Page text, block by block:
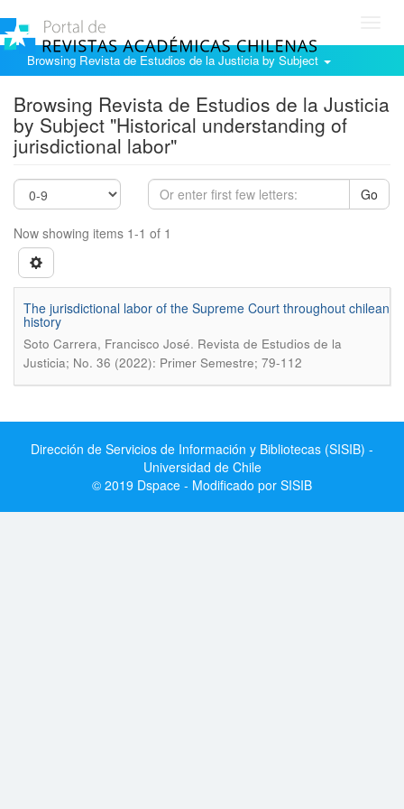
Browsing Revista de Estudios de la Justicia by Subject
Browsing Revista de Estudios de la Justicia
by Subject "Historical understanding of
jurisdictional labor"
Go
Now showing items 1-1 of 1
The jurisdictional labor of the Supreme Court throughout chilean
history
Soto Carrera, Francisco José. Revista de Estudios de la
Justicia; No. 36 (2022): Primer Semestre; 79-112
Dirección de Servicios de Información y Bibliotecas (SISIB) -
Universidad de Chile
© 2019 Dspace - Modificado por SISIB